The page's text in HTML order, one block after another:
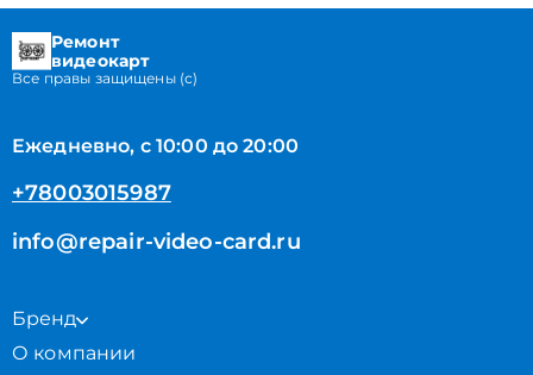
Ремонт
видеокарт
Все правы защищены (с)
Ежедневно, с 10:00 до 20:00
+78003015987
info@repair-video-card.ru
Бренд
О компании